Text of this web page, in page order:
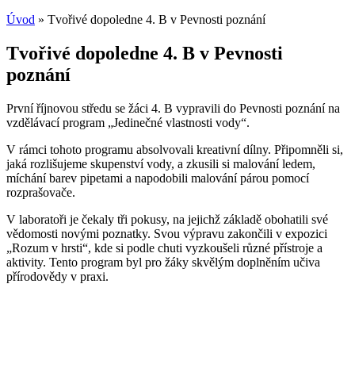
Úvod » Tvořivé dopoledne 4. B v Pevnosti poznání
Tvořivé dopoledne 4. B v Pevnosti
poznání
První říjnovou středu se žáci 4. B vypravili do Pevnosti poznání na
vzdělávací program „Jedinečné vlastnosti vody“.
V rámci tohoto programu absolvovali kreativní dílny. Připomněli si,
jaká rozlišujeme skupenství vody, a zkusili si malování ledem,
míchání barev pipetami a napodobili malování párou pomocí
rozprašovače.
V laboratoři je čekaly tři pokusy, na jejichž základě obohatili své
vědomosti novými poznatky. Svou výpravu zakončili v expozici
„Rozum v hrsti“, kde si podle chuti vyzkoušeli různé přístroje a
aktivity. Tento program byl pro žáky skvělým doplněním učiva
přírodovědy v praxi.